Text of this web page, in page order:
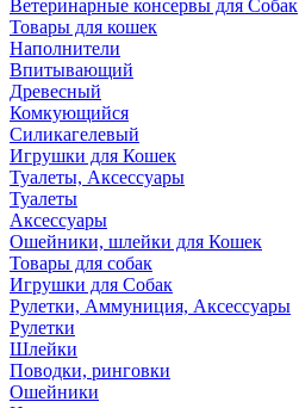
Ветеринарные консервы для Собак
Товары для кошек
Наполнители
Впитывающий
Древесный
Комкующийся
Силикагелевый
Игрушки для Кошек
Туалеты, Аксессуары
Туалеты
Аксессуары
Ошейники, шлейки для Кошек
Товары для собак
Игрушки для Собак
Рулетки, Аммуниция, Аксессуары
Рулетки
Шлейки
Поводки, ринговки
Ошейники